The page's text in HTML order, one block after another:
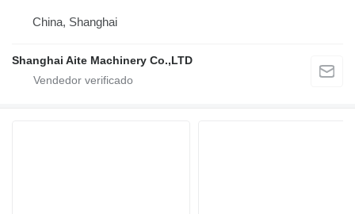
China, Shanghai
Shanghai Aite Machinery Co.,LTD